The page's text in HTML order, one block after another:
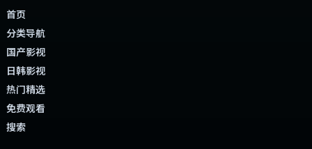
首页
分类导航
国产影视
日韩影视
热门精选
免费观看
搜索